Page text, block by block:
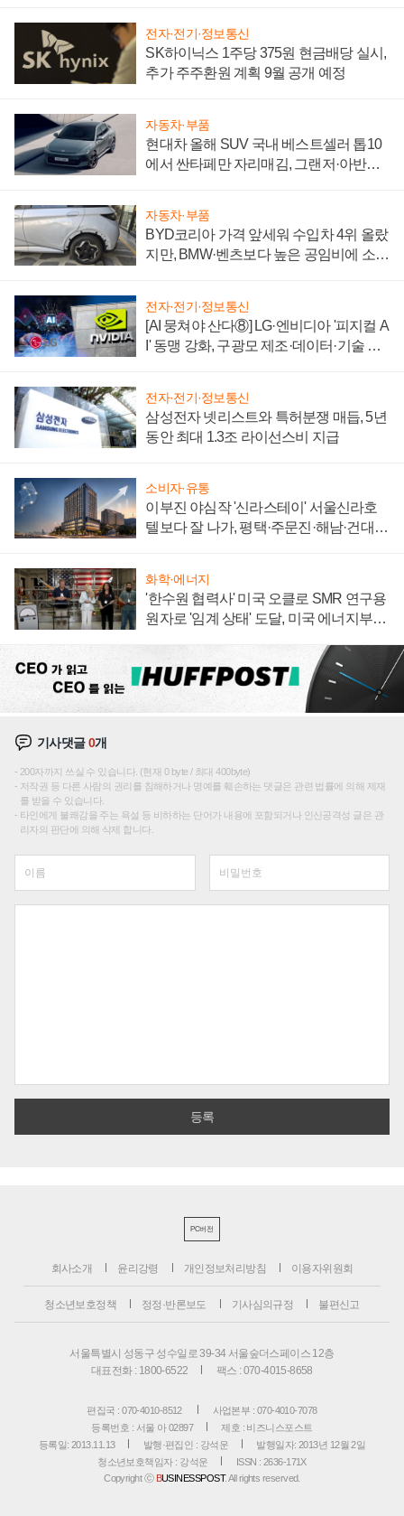
전자·전기·정보통신
SK하이닉스 1주당 375원 현금배당 실시,
추가 주주환원 계획 9월 공개 예정
자동차·부품
현대차 올해 SUV 국내 베스트셀러 톱10
에서 싼타페만 자리매김, 그랜저·아반떼
자동차·부품
BYD코리아 가격 앞세워 수입차 4위 올랐
지만, BMW·벤츠보다 높은 공임비에 소비
전자·전기·정보통신
[AI 뭉쳐야 산다⑧] LG·엔비디아 '피지컬 A
I' 동맹 강화, 구광모 제조·데이터·기술 결
전자·전기·정보통신
삼성전자 넷리스트와 특허분쟁 매듭, 5년
동안 최대 1.3조 라이선스비 지급
소비자·유통
이부진 야심작 '신라스테이' 서울신라호
텔보다 잘 나가, 평택·주문진·해남·건대로
화학·에너지
'한수원 협력사' 미국 오클로 SMR 연구용
원자로 '임계 상태' 도달, 미국 에너지부
기사댓글0개
200자까지 쓰실 수 있습니다. (현재 0 byte / 최대 400byte)
저작권 등 다른 사람의 권리를 침해하거나 명예를 훼손하는 댓글은 관련 법률에 의해 제재
를 받을 수 있습니다.
타인에게 불쾌감을 주는 욕설 등 비하하는 단어가 내용에 포함되거나 인신공격성 글은 관
리자의 판단에 의해 삭제 합니다.
PC버전
회사소개 윤리강령 개인정보처리방침 이용자위원회
청소년보호정책 정정·반론보도 기사심의규정 불편신고
서울특별시 성동구 성수일로 39-34 서울숲더스페이스 12층
대표전화 : 1800-6522
팩스 : 070-4015-8658
편집국 : 070-4010-8512
사업본부 : 070-4010-7078
등록번호 : 서울 아 02897
제호 : 비즈니스포스트
등록일: 2013.11.13
발행·편집인 : 강석운
발행일자: 2013년 12월 2일
청소년보호책임자 : 강석운
ISSN : 2636-171X
Copyright ⓒ BUSINESSPOST. All rights reserved.